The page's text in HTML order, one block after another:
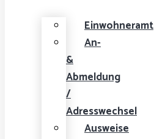
Einwohneramt
An-
&
Abmeldung
/
Adresswechsel
Ausweise